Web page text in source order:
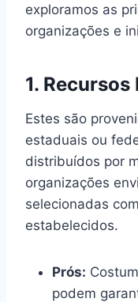
exploramos as
organizações e
1.
Estes são
estaduais ou
distribuídos por
organizações
selecionadas
estabelecidos.
Prós:
podem